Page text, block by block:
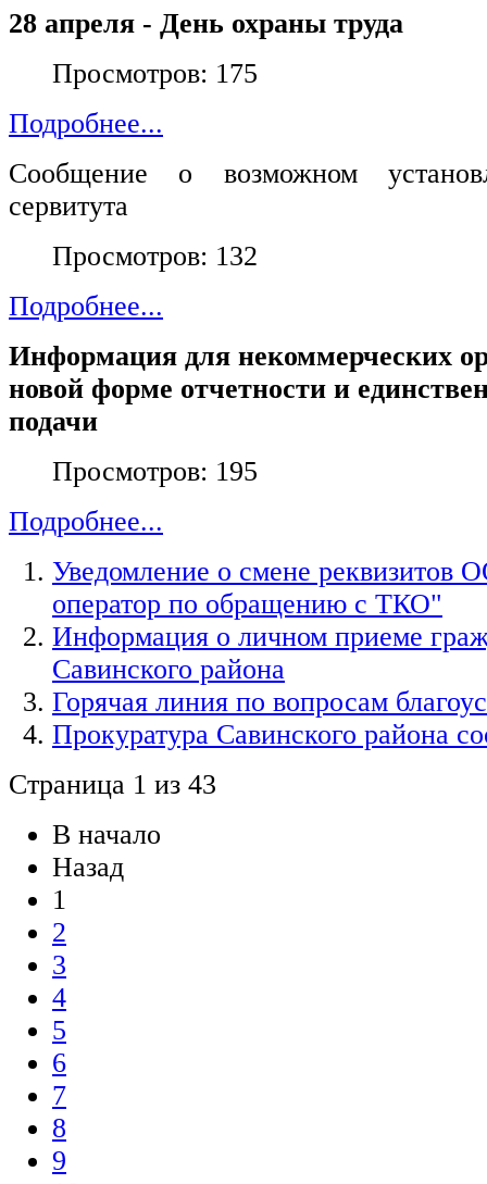
28 апреля - День охраны труда
Просмотров: 175
Подробнее...
Сообщение о возможном
сервитута
Просмотров: 132
Подробнее...
Информация для некоммерческих
новой форме отчетности и
подачи
Просмотров: 195
Подробнее...
Уведомление о смене реквизитов
оператор по обращению с ТКО"
Информация о личном приеме
Савинского района
Горячая линия по вопросам
Прокуратура Савинского района
Страница 1 из 43
В начало
Назад
1
2
3
4
5
6
7
8
9